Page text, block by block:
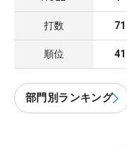
打数 71
順位 41
部門別ランキング